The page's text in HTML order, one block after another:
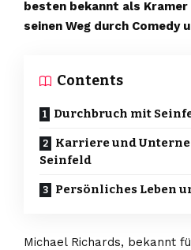
besten bekannt als Kramer
seinen Weg durch Comedy
Contents
Durchbruch mit
Karriere und
Seinfeld
Persönliches Leben
Michael Richards, bekannt